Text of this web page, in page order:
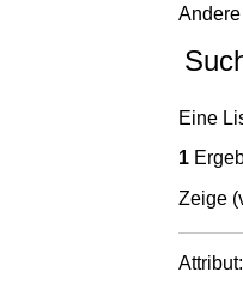
Eine
1
Zeige (
Attribut: